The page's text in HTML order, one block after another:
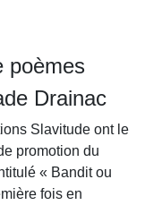
poèmes
Drainac
Slavitude ont le
promotion du
« Bandit ou
fois en